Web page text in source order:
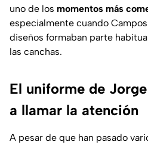
uno de los momentos más
especialmente cuando
diseños formaban parte
las canchas.
El uniforme de
a llamar la atención
A pesar de que han pasado